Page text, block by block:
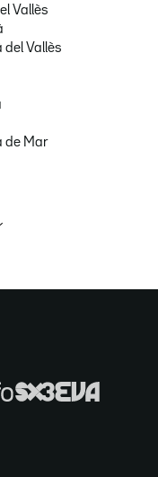
Vallès
del Vallès
de Mar